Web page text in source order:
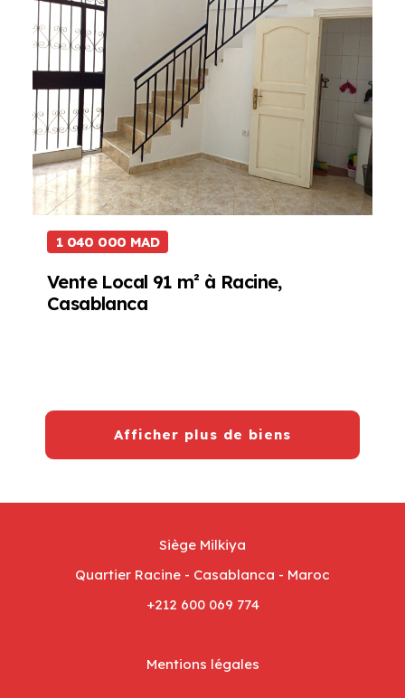
1 040 000 MAD
Vente Local 91 m² à Racine,
Casablanca
Afficher plus de biens
Siège Milkiya
Quartier Racine - Casablanca - Maroc
+212 600 069 774
Mentions légales